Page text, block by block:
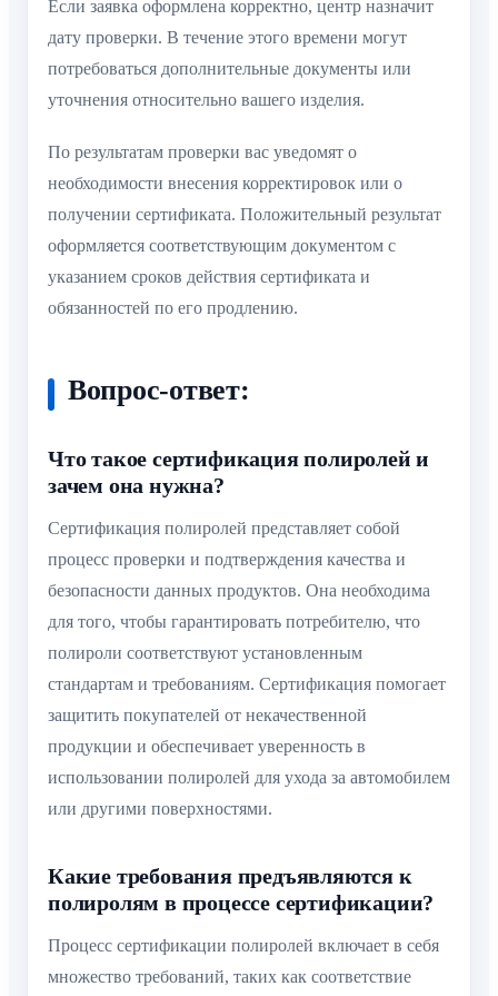
Если заявка оформлена корректно, центр назначит
дату проверки. В течение этого времени могут
потребоваться дополнительные документы или
уточнения относительно вашего изделия.
По результатам проверки вас уведомят о
необходимости внесения корректировок или о
получении сертификата. Положительный результат
оформляется соответствующим документом с
указанием сроков действия сертификата и
обязанностей по его продлению.
Вопрос-ответ:
Что такое сертификация полиролей и
зачем она нужна?
Сертификация полиролей представляет собой
процесс проверки и подтверждения качества и
безопасности данных продуктов. Она необходима
для того, чтобы гарантировать потребителю, что
полироли соответствуют установленным
стандартам и требованиям. Сертификация помогает
защитить покупателей от некачественной
продукции и обеспечивает уверенность в
использовании полиролей для ухода за автомобилем
или другими поверхностями.
Какие требования предъявляются к
полиролям в процессе сертификации?
Процесс сертификации полиролей включает в себя
множество требований, таких как соответствие